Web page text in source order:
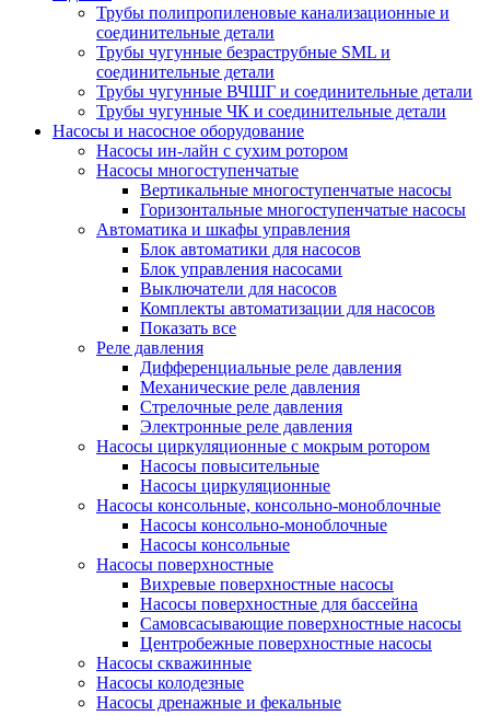
Трубы полипропиленовые канализационные и
соединительные детали
Трубы чугунные безраструбные SML и
соединительные детали
Трубы чугунные ВЧШГ и соединительные детали
Трубы чугунные ЧК и соединительные детали
Насосы и насосное оборудование
Насосы ин-лайн с сухим ротором
Насосы многоступенчатые
Вертикальные многоступенчатые насосы
Горизонтальные многоступенчатые насосы
Автоматика и шкафы управления
Блок автоматики для насосов
Блок управления насосами
Выключатели для насосов
Комплекты автоматизации для насосов
Показать все
Реле давления
Дифференциальные реле давления
Механические реле давления
Стрелочные реле давления
Электронные реле давления
Насосы циркуляционные с мокрым ротором
Насосы повысительные
Насосы циркуляционные
Насосы консольные, консольно-моноблочные
Насосы консольно-моноблочные
Насосы консольные
Насосы поверхностные
Вихревые поверхностные насосы
Насосы поверхностные для бассейна
Самовсасывающие поверхностные насосы
Центробежные поверхностные насосы
Насосы скважинные
Насосы колодезные
Насосы дренажные и фекальные